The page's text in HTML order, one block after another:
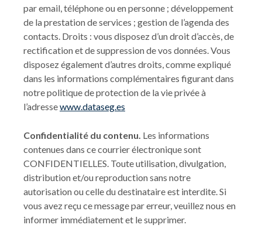
par email, téléphone ou en personne ; développement
de la prestation de services ; gestion de l’agenda des
contacts. Droits : vous disposez d’un droit d’accès, de
rectification et de suppression de vos données. Vous
disposez également d’autres droits, comme expliqué
dans les informations complémentaires figurant dans
notre politique de protection de la vie privée à
l’adressewww.dataseg.es
Confidentialité du contenu. Les informations
contenues dans ce courrier électronique sont
CONFIDENTIELLES. Toute utilisation, divulgation,
distribution et/ou reproduction sans notre
autorisation ou celle du destinataire est interdite. Si
vous avez reçu ce message par erreur, veuillez nous en
informer immédiatement et le supprimer.